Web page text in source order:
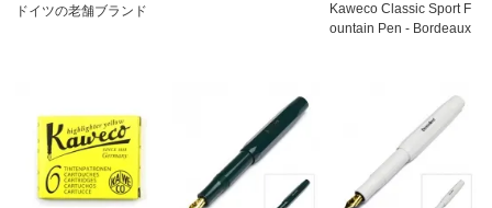
ドイツの老舗ブランド
Kaweco Classic Sport F
ountain Pen - Bordeaux